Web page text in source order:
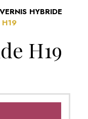
VERNIS HYBRIDE
H19
H19